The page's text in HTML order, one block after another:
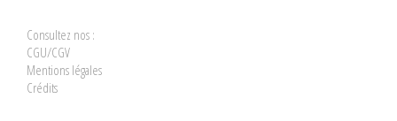
Consultez nos :
CGU/CGV
Mentions légales
Crédits